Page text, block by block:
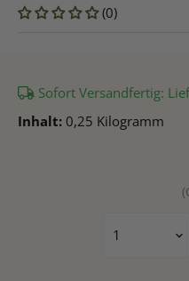
(0)
Sofort Versandfertig:
Inhalt: 0,25 Kilogramm